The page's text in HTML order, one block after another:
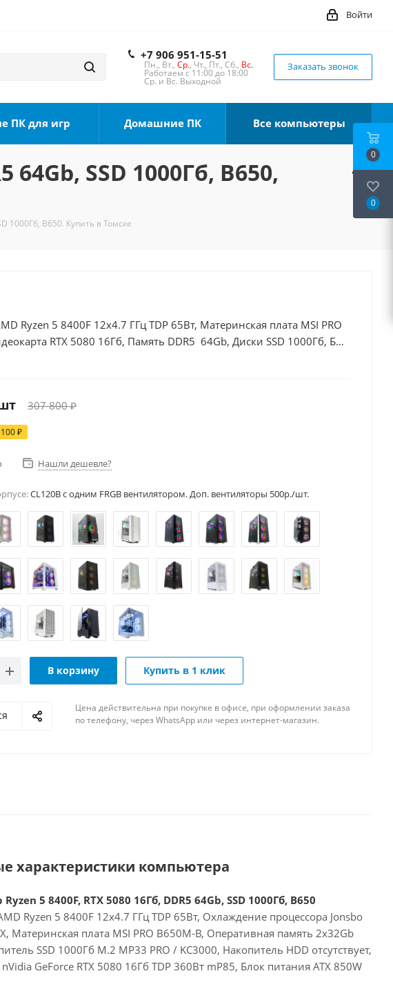
Войти
+7 906 951-15-51
Пн., Вт., Ср., Чт., Пт., Сб., Вс.
Работаем с 11:00 до 18:00
Ср. и Вс. Выходной
Заказать звонок
ПК для игр Домашние ПК Все компьютеры
SSD 1000Гб, B650,
1000Гб, B650. Купить в Томске
Ryzen 5 8400F 12x4.7 ГГц TDP 65Вт, Материнская плата MSI PRO
RTX 5080 16Гб, Память DDR5 64Gb, Диски SSD 1000Гб, БП
307 800₽
₽
Нашли дешевле?
CL120B c одним FRGB вентилятором. Доп. вентиляторы 500р./шт.
В корзину Купить в 1 клик
Цена действительна при покупке в офисе, при оформлении заказа
по телефону, через WhatsApp или через интернет-магазин.
характеристики компьютера
5 8400F, RTX 5080 16Гб, DDR5 64Gb, SSD 1000Гб, B650
Ryzen 5 8400F 12x4.7 ГГц TDP 65Вт, Охлаждение процессора Jonsbo
Материнская плата MSI PRO B650M-B, Оперативная память 2x32Gb
SSD 1000Гб M.2 MP33 PRO / KC3000, Накопитель HDD отсутствует,
GeForce RTX 5080 16Гб TDP 360Вт mP85, Блок питания ATX 850W
0
0